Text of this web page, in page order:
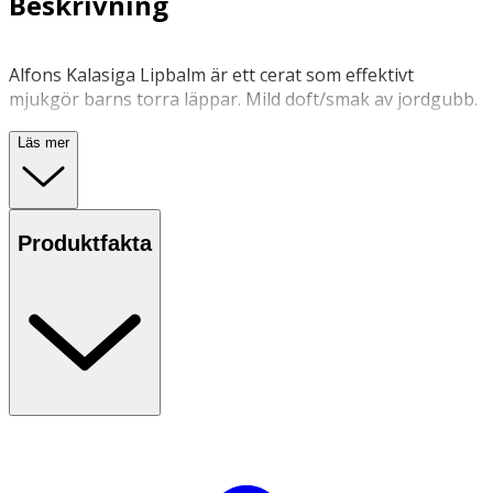
Alfons Kalasiga Lipbalm är ett cerat som effektivt
mjukgör barns torra läppar. Mild doft/smak av jordgubb.
Laktosfri: ja
Glutenfri: ja
Innehåll: Olus Oil, Cera Alba, Hydrogenated Vegetable Oil,
Prunus Armeniaca Kernel Oil, Tocopheryl Acetate,
Helianthus Annuus Seed Oil, Tocopherol, Aroma, Citric
Läs mer
Produktfakta